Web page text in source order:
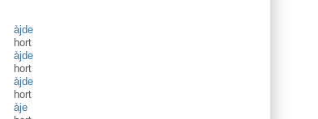
àjde
hort
àjde
hort
àjde
hort
àje